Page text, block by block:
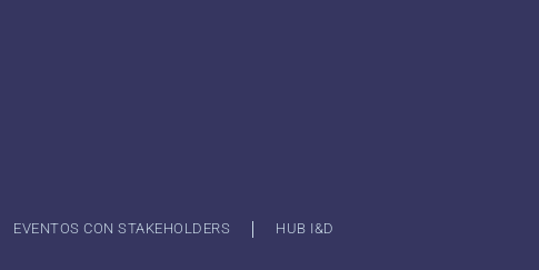
EVENTOS CON STAKEHOLDERS HUB I&D